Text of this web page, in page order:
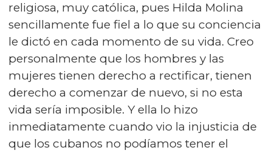
religiosa, muy católica, pues Hilda Molina
sencillamente fue fiel a lo que su conciencia
le dictó en cada momento de su vida. Creo
personalmente que los hombres y las
mujeres tienen derecho a rectificar, tienen
derecho a comenzar de nuevo, si no esta
vida sería imposible. Y ella lo hizo
inmediatamente cuando vio la injusticia de
que los cubanos no podíamos tener el